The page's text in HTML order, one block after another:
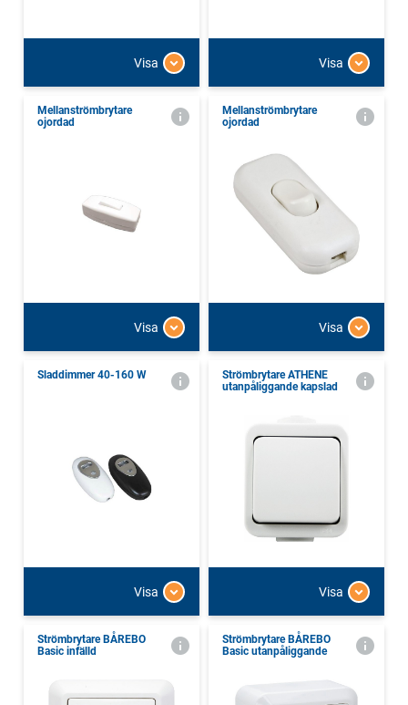
Visa Visa
Mellanströmbrytare
ojordad
Visa
Mellanströmbrytare
ojordad
Visa
Sladdimmer 40-160 W
Visa
Strömbrytare ATHENE
utanpåliggande kapslad
Visa
Strömbrytare BÅREBO
Basic infälld
Strömbrytare BÅREBO
Basic utanpåliggande